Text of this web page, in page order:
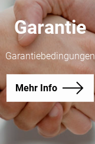
Garantie
Garantiebedingungen
Mehr Info